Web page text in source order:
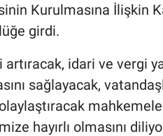
Kurulmasına İlişkin
girdi.
artıracak, idari ve vergi
sağlayacak,
hayırlı olmasını